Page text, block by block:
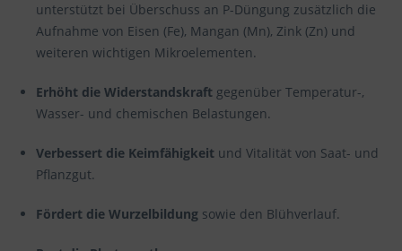
unterstützt bei Überschuss an P-Düngung zusätzlich die
Aufnahme von Eisen (Fe), Mangan (Mn), Zink (Zn) und
weiteren wichtigen Mikroelementen.
Erhöht die Widerstandskraft gegenüber Temperatur-,
Wasser- und chemischen Belastungen.
Verbessert die Keimfähigkeit und Vitalität von Saat- und
Pflanzgut.
Fördert die Wurzelbildung sowie den Blühverlauf.